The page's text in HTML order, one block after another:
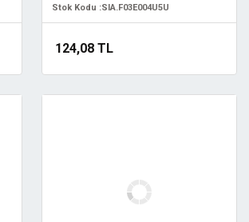
Stok Kodu :SIA.F03E004U5U
124,08 TL